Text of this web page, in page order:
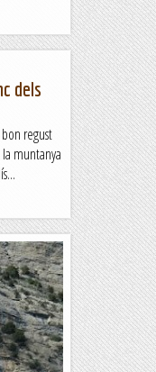
dels
regust
muntanya